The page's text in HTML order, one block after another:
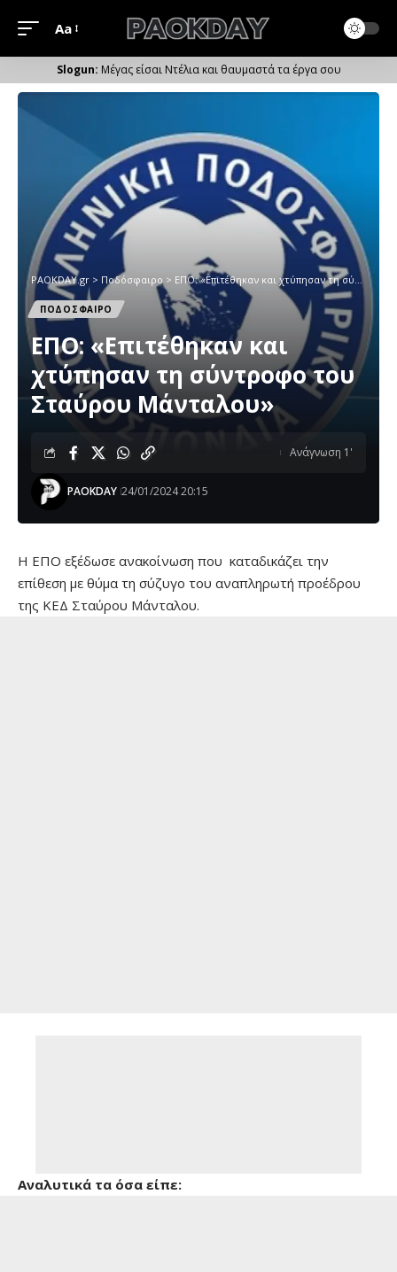
Μέγεθος
Γραμματοσειράς
Aa
Μέγας είσαι Ντέλια και θαυμαστά τα έργα σου
PAOKDAY.gr > Ποδόσφαιρο > ΕΠΟ: «Επιτέθηκαν και χτύπησαν τη σύντροφο του Σταύρου Μάνταλου»
ΠΟΔΟΣΦΑΙΡΟ
ΕΠΟ: «Επιτέθηκαν και
χτύπησαν τη σύντροφο του
Σταύρου Μάνταλου»
PAOKDAY 24/01/2024 20:15
Ανάγνωση 1'
H EΠΟ εξέδωσε ανακοίνωση που καταδικάζει την
επίθεση με θύμα τη σύζυγο του αναπληρωτή προέδρου
της ΚΕΔ Σταύρου Μάνταλου.
Αναλυτικά τα όσα είπε: